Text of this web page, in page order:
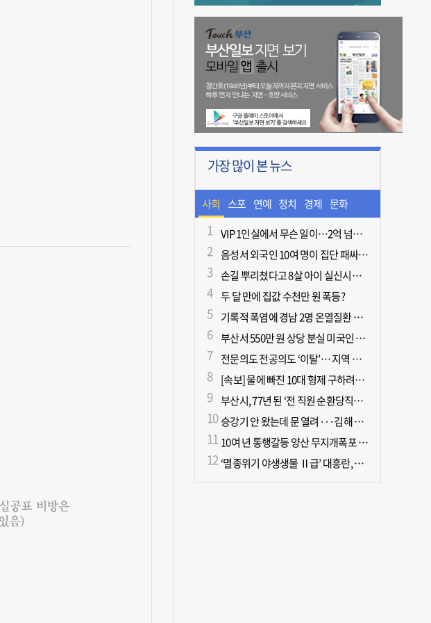
가장 많이 본 뉴스
사회 스포
츠
연예 정치 경제 문화
ㆍ라
이프
VIP 1인실에서 무슨 일이…2억 넘게 쓴 중독자·불법촬영한 의사
음성서 외국인 10여 명이 집단 패싸움하다 1명 사망
손길 뿌리쳤다고 8살 아이 실신시킨 50대, 집유
두 달 만에 집값 수천만 원 폭등?
기록적 폭염에 경남 2명 온열질환 사망
부산서 550만 원 상당 분실 미국인 관광객, 경찰 도움으로 되찾아
전문의도 전공의도 ‘이탈’… 지역 필수의료 무너진다
[속보] 물에 빠진 10대 형제 구하려던 50대 군인 2명 심정지 상태로 이송
부산시, 77년 된 ‘전 직원 순환당직제’ 폐지
승강기 안 왔는데 문 열려···김해 병원서 60대 직원 추락사
10여 년 통행갈등 양산 무지개폭포 해결되나?
‘멸종위기 야생생물 Ⅱ급’ 대흥란, 지리산 새 서식지 확인